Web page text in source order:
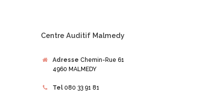
Centre Auditif Malmedy
Adresse Chemin-Rue 61
4960 MALMEDY
Tel 080 33 91 81